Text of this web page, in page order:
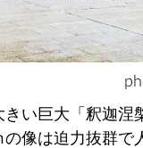
きい巨大「釈迦涅
の像は迫力抜群で